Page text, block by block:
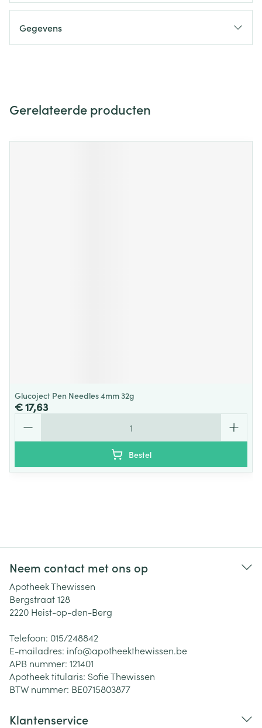
Gegevens
Gerelateerde producten
Glucoject Pen Needles 4mm 32g
€ 17,63
Bestel
Neem contact met ons op
Apotheek Thewissen
Bergstraat 128
2220 Heist-op-den-Berg
Telefoon: 015/248842
E-mailadres: info@apotheekthewissen.be
APB nummer: 121401
Apotheek titularis: Sofie Thewissen
BTW nummer: BE0715803877
Klantenservice